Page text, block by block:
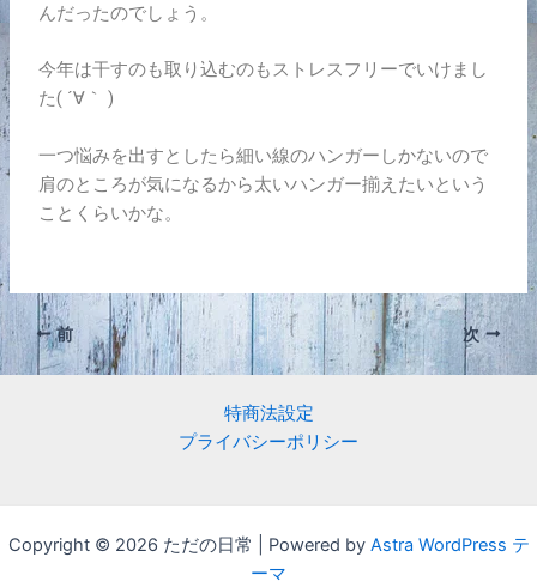
んだったのでしょう。
今年は干すのも取り込むのもストレスフリーでいけまし
た( ´∀｀ )
一つ悩みを出すとしたら細い線のハンガーしかないので
肩のところが気になるから太いハンガー揃えたいという
ことくらいかな。
前 次
特商法設定
プライバシーポリシー
Copyright © 2026 ただの日常 | Powered by Astra WordPress テ
ーマ